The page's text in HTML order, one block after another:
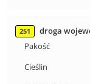
251
droga
Pakość
Cieślin